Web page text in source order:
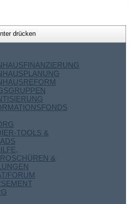
TOOLS &
&
FORUM